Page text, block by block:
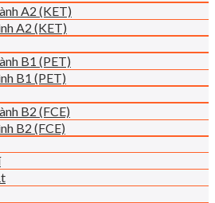
A2 (KET)
A2 (KET)
B1 (PET)
B1 (PET)
B2 (FCE)
B2 (FCE)